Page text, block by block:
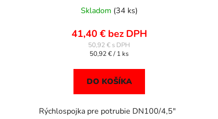
Skladom (34 ks)
41,40 € bez DPH
50,92 €
Jednotková
50,92 € / 1 ks
DO KOŠÍKA
Rýchlospojka pre potrubie DN100/4,5"